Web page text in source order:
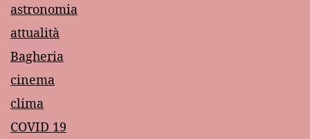
astronomia
attualità
Bagheria
cinema
clima
COVID 19